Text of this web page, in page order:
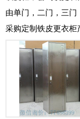
由单门，二门，三门
采购定制铁皮更衣柜